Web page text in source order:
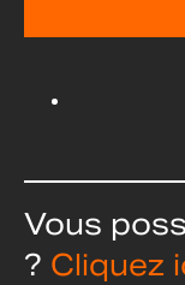
Vous
? Cliquez